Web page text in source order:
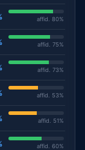
affid. 80%
affid. 75%
affid. 73%
affid. 53%
affid. 51%
affid. 60%